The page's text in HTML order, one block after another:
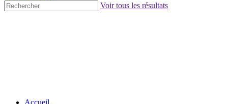
Voir tous les résultats
Accueil